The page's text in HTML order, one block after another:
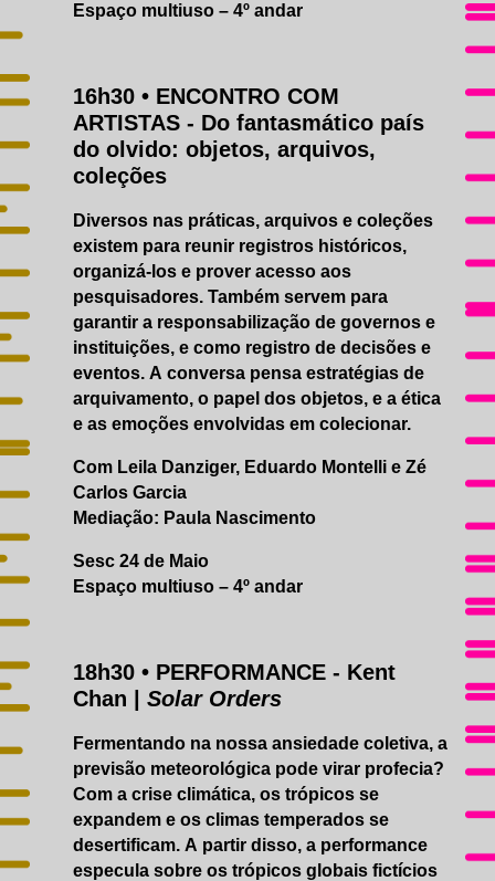
Espaço multiuso – 4º andar
16h30 • ENCONTRO COM
ARTISTAS - Do fantasmático país
do olvido: objetos, arquivos,
coleções
Diversos nas práticas, arquivos e coleções
existem para reunir registros históricos,
organizá-los e prover acesso aos
pesquisadores. Também servem para
garantir a responsabilização de governos e
instituições, e como registro de decisões e
eventos. A conversa pensa estratégias de
arquivamento, o papel dos objetos, e a ética
e as emoções envolvidas em colecionar.
Com Leila Danziger, Eduardo Montelli e Zé
Carlos Garcia
Mediação: Paula Nascimento
Sesc 24 de Maio
Espaço multiuso – 4º andar
18h30 • PERFORMANCE - Kent
Chan | Solar Orders
Fermentando na nossa ansiedade coletiva, a
previsão meteorológica pode virar profecia?
Com a crise climática, os trópicos se
expandem e os climas temperados se
desertificam. A partir disso, a performance
especula sobre os trópicos globais fictícios